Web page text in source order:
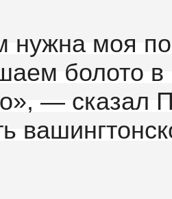
нужна моя
болото
— сказал